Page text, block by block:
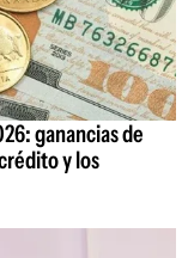
ganancias de
y los